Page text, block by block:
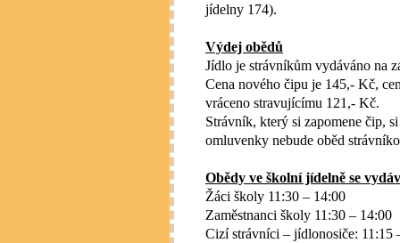
jídelny 174).
Výdej obědů
Jídlo je strávníkům vydáváno na
Cena nového čipu je 145,- Kč,
vráceno stravujícímu 121,- Kč.
Strávník, který si zapomene čip,
omluvenky nebude oběd
Obědy ve školní jídelně se
Žáci školy 11:30 – 14:00
Zaměstnanci školy 11:30 – 14:00
Cizí strávníci – jídlonosiče: 11:15